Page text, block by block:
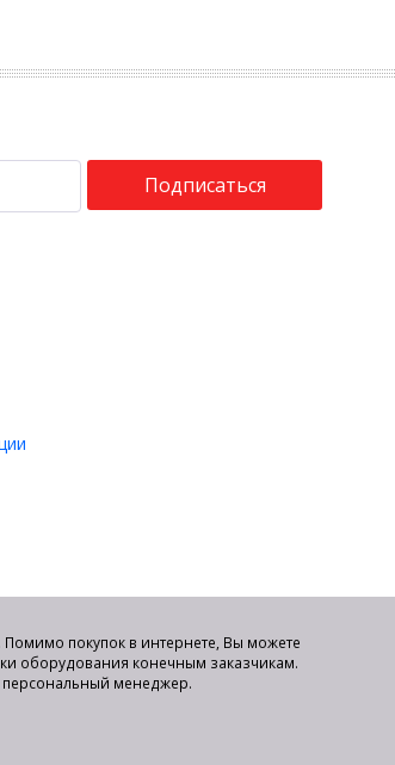
Подписаться
покупок в интернете, Вы можете
оборудования конечным заказчикам.
персональный менеджер.